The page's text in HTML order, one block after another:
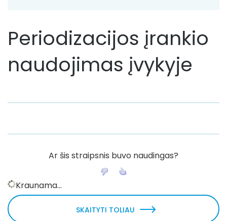
Periodizacijos įrankio
naudojimas įvykyje
Ar šis straipsnis buvo naudingas?
Kraunama...
SKAITYTI TOLIAU